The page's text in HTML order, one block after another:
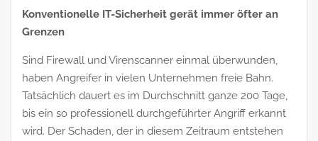
Konventionelle IT-Sicherheit gerät immer öfter an
Grenzen
Sind Firewall und Virenscanner einmal überwunden,
haben Angreifer in vielen Unternehmen freie Bahn.
Tatsächlich dauert es im Durchschnitt ganze 200 Tage,
bis ein so professionell durchgeführter Angriff erkannt
wird. Der Schaden, der in diesem Zeitraum entstehen